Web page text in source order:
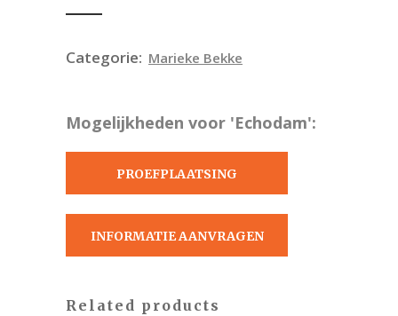
Categorie: Marieke Bekke
Mogelijkheden voor 'Echodam':
PROEFPLAATSING
INFORMATIE AANVRAGEN
Related products